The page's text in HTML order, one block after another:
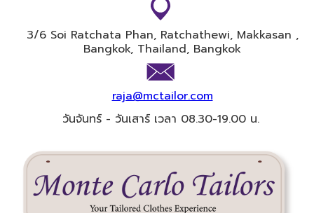
3/6 Soi​ Ratchata Phan, Ratchathewi, Makkasan ,
Bangkok, Thailand, Bangkok
raja@mctailor.com
วันจันทร์ - วันเสาร์ เวลา 08.30-19.00 น.